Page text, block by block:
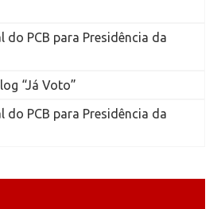
do PCB para Presidência da
“Já Voto”
do PCB para Presidência da